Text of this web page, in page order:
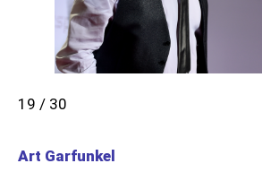
19 / 30
Art Garfunkel